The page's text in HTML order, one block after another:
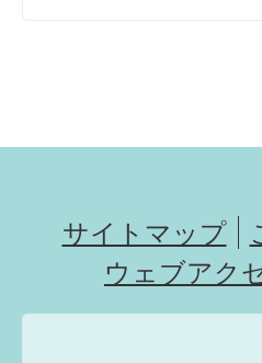
サイトマップ
ウェブアク